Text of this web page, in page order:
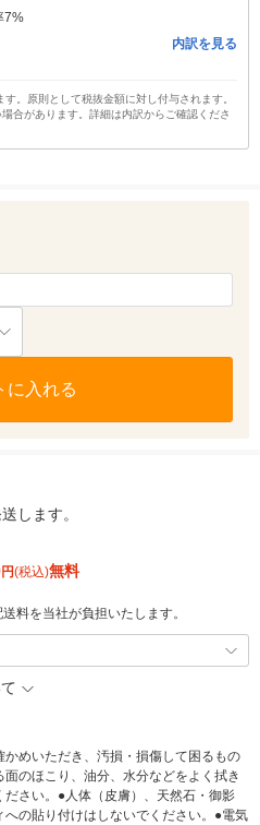
7%
内訳を見る
。原則として税抜金額に対し付与されます。
合があります。詳細は内訳からご確認くださ
に入れる
します。
円(税込)無料
料を当社が負担いたします。
めいただき、汚損・損傷して困るもの
のほこり、油分、水分などをよく拭き
さい。●人体（皮膚）、天然石・御影
の貼り付けはしないでください。●電気